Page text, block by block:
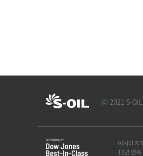
Ⓒ 2021 S-OIL
아시아 지
16년 연속